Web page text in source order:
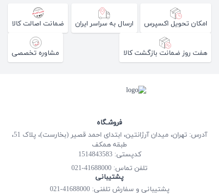
امکان تحویل اکسپرس ارسال به سراسر ایران ضمانت اصالت کالا
هفت روز ضمانت بازگشت کالا مشاوره تخصصی
فروشـگاه
آدرس: تهران، میدان آرژانتین، ابتدای احمد قصیر (بخارست)، پلاک 51،
طبقه همکف
کدپستی: 1514843583
تلفن تماس: 41688000-021
پشتیبانی
پشتیبانی و سفارش تلفنی: 41688000-021